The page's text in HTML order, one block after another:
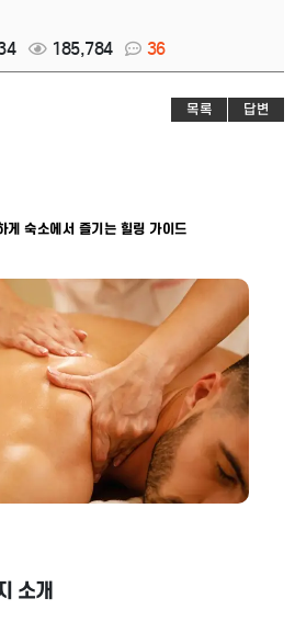
185,784 36
목록 답변
게 숙소에서 즐기는 힐링 가이드
소개